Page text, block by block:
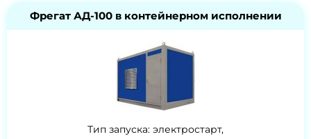
Фрегат АД-100 в контейнерном исполнении
Тип запуска: электростарт,